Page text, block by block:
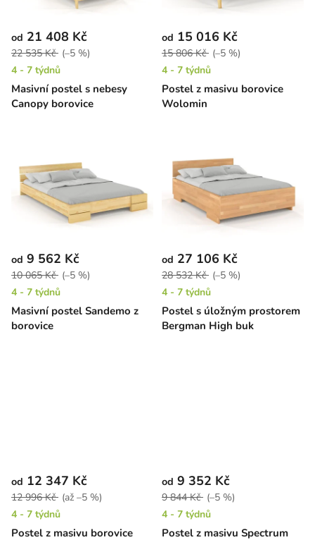
Masivní postel s nebesy
Canopy borovice
od 21 408 Kč
22 535 Kč (–5 %)
4 - 7 týdnů
Postel z masivu borovice
Wolomin
od 15 016 Kč
15 806 Kč (–5 %)
4 - 7 týdnů
Masivní postel Sandemo z
borovice
od 9 562 Kč
10 065 Kč (–5 %)
4 - 7 týdnů
Postel s úložným prostorem
Bergman High buk
od 27 106 Kč
28 532 Kč (–5 %)
4 - 7 týdnů
Postel z masivu borovice
od 12 347 Kč
12 996 Kč (až –5 %)
4 - 7 týdnů
Postel z masivu Spectrum
od 9 352 Kč
9 844 Kč (–5 %)
4 - 7 týdnů